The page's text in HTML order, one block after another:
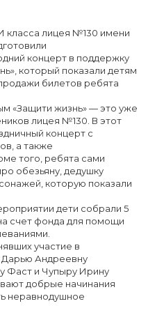
класса лицея №130 имени
концерт в поддержку
который показали детям
продажи билетов ребята
«Защити жизнь» — это уже
лицея №130. В этот
концерт с
а также
того, ребята сами
обезьяну, дедушку
которую показали
дети собрали 5
счет фонда для помощи
участие в
Дарью Андреевну
Фаст и Чупыру Ирину
добрые начинания
неравнодушное